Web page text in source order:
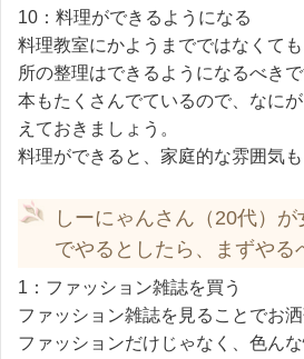
10：料理ができるようになる
料理教室にかようまでではなくて
所の整理はできるようになるべきで
本もたくさんでているので、なに
えておきましょう。
料理ができると、家庭的な雰囲気も
しーにゃんさん（20代）
でやるとしたら、まずやる
1：ファッション雑誌を買う
ファッション雑誌を見ることでお洒
ファッションだけじゃなく、色ん